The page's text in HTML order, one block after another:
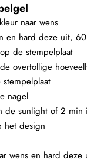
naar wens
en hard deze uit,
de stempelplaat
overtollige
nagel
sunlight of 2 min
het design
wens en hard